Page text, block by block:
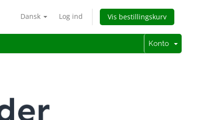
Dansk Log ind Vis bestillingskurv
Konto